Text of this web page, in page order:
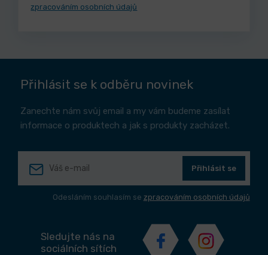
zpracováním osobních údajů
Přihlásit se k odběru novinek
Zanechte nám svůj email a my vám budeme zasílat
informace o produktech a jak s produkty zacházet.
Přihlásit se
Odesláním souhlasím se zpracováním osobních údajů
Sledujte nás na
sociálních sítích